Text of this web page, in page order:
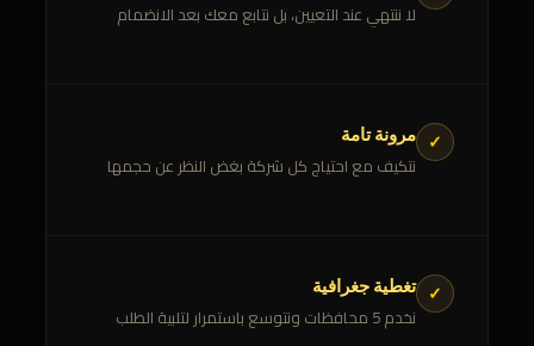
لا ننتهي عند التعيين، بل نتابع معك بعد الانضمام
✓ مرونة تامة
نتكيف مع احتياج كل شركة بغض النظر عن حجمها
✓ تغطية جغرافية
نخدم 5 محافظات ونتوسع باستمرار لتلبية الطلب